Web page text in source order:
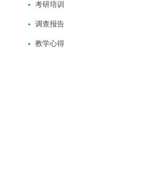
考研培训
调查报告
教学心得